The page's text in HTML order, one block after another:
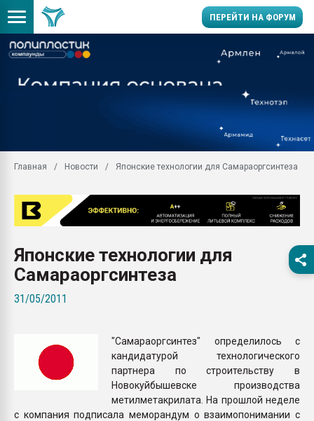
ПЕРЕЙТИ НА ФОРУМ
производство SPC
заводу пластмасс"
Помощь в подборе
Вакуум-формовочные
ближайшее
Подмосковье, Москва
первый план в
бутылок
ПЕРЕЙТИ НА
Главная Новости Японские технологии для Самараоргсинтеза
Японские технологии для
Самараоргсинтеза
31/05/2011
"Самараоргсинтез" определилось с
кандидатурой технологического
партнера по строительству в
Новокуйбышевске производства
метилметакрилата. На прошлой неделе
с компания подписала меморандум о взаимопонимании с